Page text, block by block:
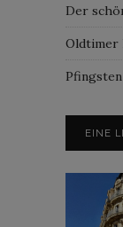
Der
Oldtimer
EINE